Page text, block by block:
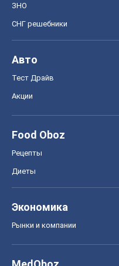
ЗНО
СНГ решебники
Авто
Тест Драйв
Акции
Food Oboz
Рецепты
Диеты
Экономика
Рынки и компании